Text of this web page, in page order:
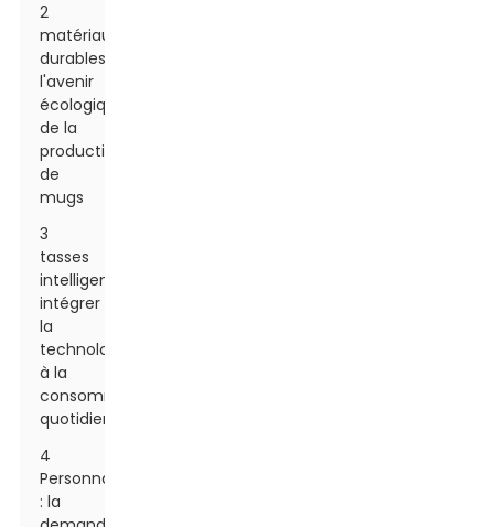
2
matériaux
durables :
l'avenir
écologique
de la
production
de
mugs
3
tasses
intelligentes :
intégrer
la
technologie
à la
consommation
quotidienne
4
Personnalisation
: la